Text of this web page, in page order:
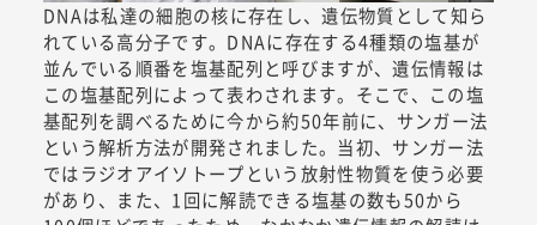
DNAは私達の細胞の核に存在し、遺伝物質として知ら
れている高分子です。DNAに存在する4種類の塩基が
並んでいる順番を塩基配列と呼びますが、遺伝情報は
この塩基配列によって表わされます。そこで、この塩
基配列を調べるために今から約50年前に、サンガー法
という解析方法が開発されました。当初、サンガー法
ではラジオアイソトープという放射性物質を使う必要
があり、また、1回に解読できる塩基の数も50から